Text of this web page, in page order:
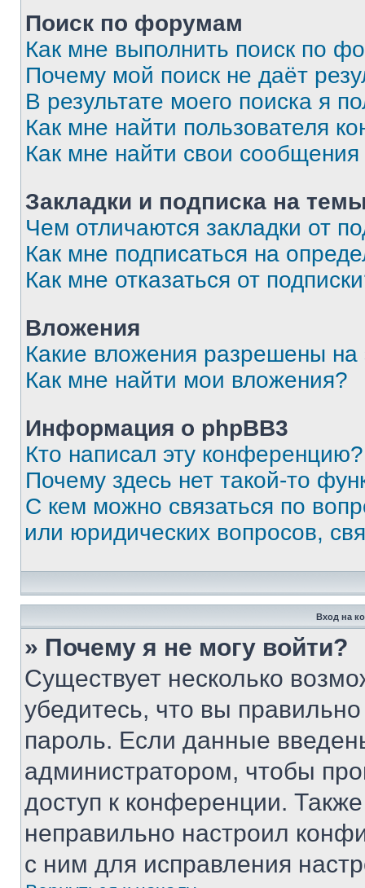
Поиск по форумам
Как мне выполнить поиск по
Почему мой поиск не даёт
В результате моего поиска я
Как мне найти пользователя
Как мне найти свои
Закладки и подписка на
Чем отличаются закладки от
Как мне подписаться на
Как мне отказаться от
Вложения
Какие вложения разрешены
Как мне найти мои вложения?
Информация о phpBB3
Кто написал эту конференцию?
Почему здесь нет такой-то
С кем можно связаться по
или юридических вопросов,
Вход на
» Почему я не могу войти?
Существует несколько
убедитесь, что вы
пароль. Если данные
администратором, чтобы
доступ к конференции.
неправильно настроил
с ним для исправления